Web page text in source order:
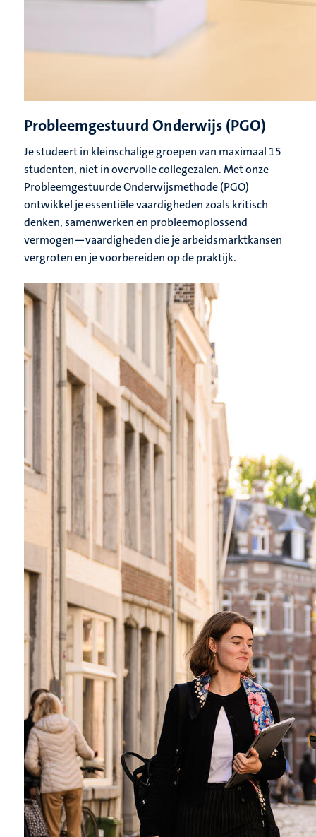
Probleemgestuurd Onderwijs (PGO)
Je studeert in kleinschalige groepen van maximaal 15
studenten, niet in overvolle collegezalen. Met onze
Probleemgestuurde Onderwijsmethode (PGO)
ontwikkel je essentiële vaardigheden zoals kritisch
denken, samenwerken en probleemoplossend
vermogen—vaardigheden die je arbeidsmarktkansen
vergroten en je voorbereiden op de praktijk.